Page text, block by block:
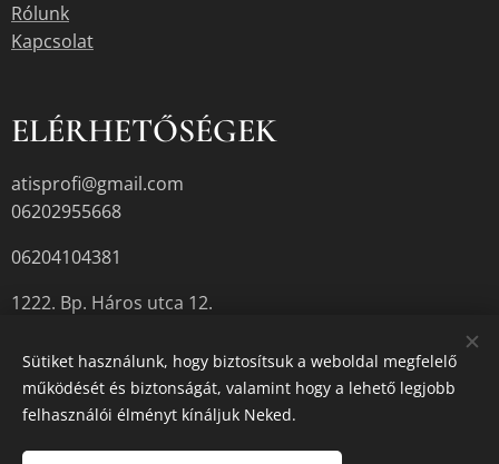
Rólunk
Kapcsolat
ELÉRHETŐSÉGEK
atisprofi@gmail.com
06202955668
06204104381
1222. Bp. Háros utca 12.
A termékek aktuális készletéről érdeklődjön az üzletben, vagy a
megadott elérhetőségek egyikén.
Sütiket használunk, hogy biztosítsuk a weboldal megfelelő
működését és biztonságát, valamint hogy a lehető legjobb
felhasználói élményt kínáljuk Neked.